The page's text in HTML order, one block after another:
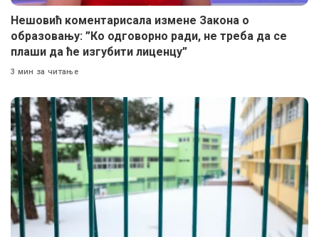
Нешовић коментарисала измене Закона о
образовању: ”Ко одговорно ради, не треба да се
плаши да ће изгубити лиценцу”
3 мин за читање